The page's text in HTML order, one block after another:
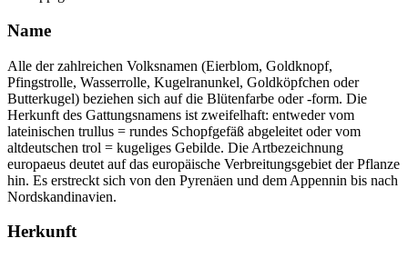
Name
Alle der zahlreichen Volksnamen (Eierblom, Goldknopf,
Pfingstrolle, Wasserrolle, Kugelranunkel, Goldköpfchen oder
Butterkugel) beziehen sich auf die Blütenfarbe oder -form. Die
Herkunft des Gattungsnamens ist zweifelhaft: entweder vom
lateinischen trullus = rundes Schopfgefäß abgeleitet oder vom
altdeutschen trol = kugeliges Gebilde. Die Artbezeichnung
europaeus deutet auf das europäische Verbreitungsgebiet der Pflanze
hin. Es erstreckt sich von den Pyrenäen und dem Appennin bis nach
Nordskandinavien.
Herkunft